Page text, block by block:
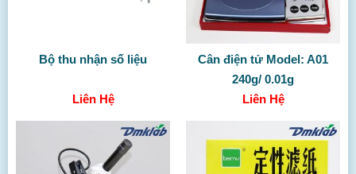
Bộ thu nhận số liệu
Liên Hệ
Cân điện tử Model: A01
240g/ 0.01g
Liên Hệ